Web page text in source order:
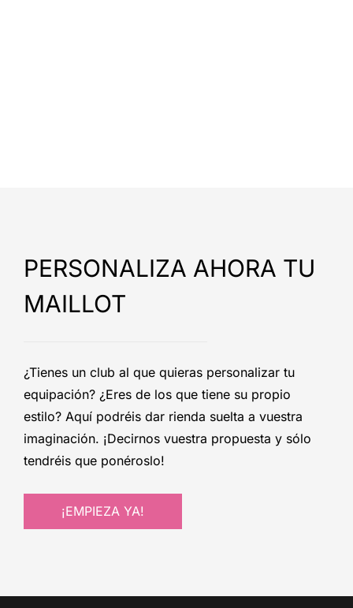
PERSONALIZA AHORA TU
MAILLOT
¿Tienes un club al que quieras personalizar tu
equipación? ¿Eres de los que tiene su propio
estilo? Aquí podréis dar rienda suelta a vuestra
imaginación. ¡Decirnos vuestra propuesta y sólo
tendréis que ponéroslo!
¡EMPIEZA YA!